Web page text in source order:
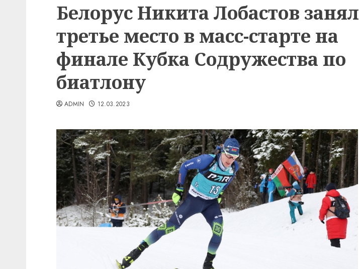
Белорус Никита Лобастов занял
третье место в масс-старте на
финале Кубка Содружества по
биатлону
ADMIN 12.03.2023